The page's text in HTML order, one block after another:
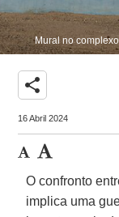
Mural no
share
16 Abril 2024
O confronto
implica uma